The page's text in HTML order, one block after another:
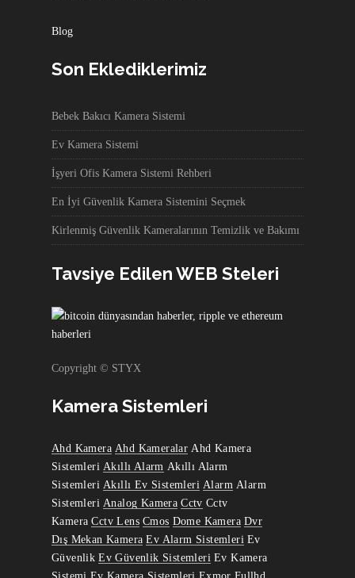
Blog
Son Eklediklerimiz
Bebek Bakıcı Kamera Sistemi
Ev Kamera Sistemi
İşyeri Ofis Kamera Sistemi Rehberi
En İyi Güvenlik Kamera Sistemini Seçmek
Kirlenmiş Güvenlik Kameralarının Temizlik ve Bakımı
Tavsiye Edilen WEB Steleri
Copyright © STYX
Kamera Sistemleri
Ahd Kamera Ahd Kameralar Ahd Kamera
Sistemleri Akıllı Alarm Akıllı Alarm
Sistemleri Akıllı Ev Sistemleri Alarm Alarm
Sistemleri Analog Kamera Cctv Cctv
Kamera Cctv Lens Cmos Dome Kamera Dvr
Dış Mekan Kamera Ev Alarm Sistemleri Ev
Güvenlik Ev Güvenlik Sistemleri Ev Kamera